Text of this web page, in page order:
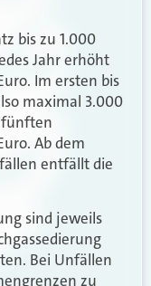
bis zu 1.000
Jahr erhöht
Im ersten bis
maximal 3.000
fünften
Ab dem
entfällt die
sind jeweils
Bei Unfällen
zu